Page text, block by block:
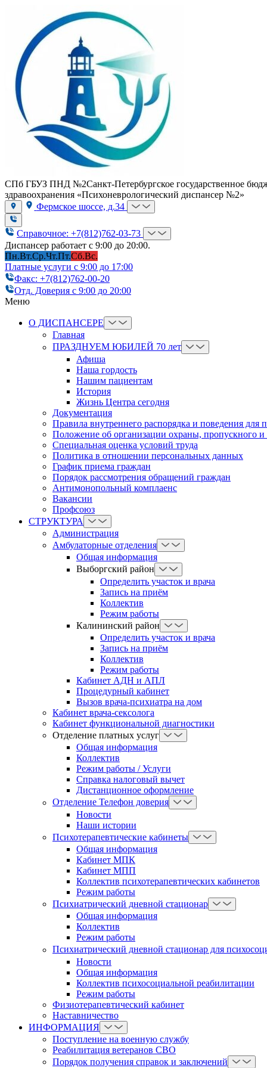
СПб ГБУЗ ПНД №2Санкт-Петербургское государственное
здравоохранения «Психоневрологический диспансер №2»
Фермское шоссе, д.34
Справочное: +7(812)762-03-73
Диспансер работает с 9:00 до 20:00.
Пн.Вт.Ср.Чт.Пт.Сб.Вс.
Платные услуги с 9:00 до 17:00
Факс: +7(812)762-00-20
Отд. Доверия с 9:00 до 20:00
Меню
О ДИСПАНСЕРЕ
Главная
ПРАЗДНУЕМ ЮБИЛЕЙ 70 лет
Афиша
Наша гордость
Нашим пациентам
История
Жизнь Центра сегодня
Документация
Правила внутреннего распорядка и поведения для
Положение об организации охраны, пропускного
Cпециальная оценка условий труда
Политика в отношении персональных данных
График приема граждан
Порядок рассмотрения обращений граждан
Антимонопольный комплаенс
Вакансии
Профсоюз
СТРУКТУРА
Администрация
Амбулаторные отделения
Общая информация
Выборгский район
Определить участок и врача
Запись на приём
Коллектив
Режим работы
Калининский район
Определить участок и врача
Запись на приём
Коллектив
Режим работы
Кабинет АДН и АПЛ
Процедурный кабинет
Вызов врача-психиатра на дом
Кабинет врача-сексолога
Кабинет функциональной диагностики
Отделение платных услуг
Общая информация
Коллектив
Режим работы / Услуги
Справка налоговый вычет
Дистанционное оформление
Отделение Телефон доверия
Новости
Наши истории
Психотерапевтические кабинеты
Общая информация
Кабинет МПК
Кабинет МПП
Коллектив психотерапевтических кабинетов
Режим работы
Психиатрический дневной стационар
Общая информация
Коллектив
Режим работы
Психиатрический дневной стационар для
Новости
Общая информация
Коллектив психосоциальной реабилитации
Режим работы
Физиотерапевтический кабинет
Наставничество
ИНФОРМАЦИЯ
Поступление на военную службу
Реабилитация ветеранов СВО
Порядок получения справок и заключений